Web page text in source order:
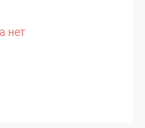
нет